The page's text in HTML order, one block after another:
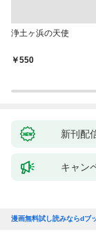
浄土ヶ浜の天使
￥550
新刊配
キャン
漫画無料試し読みならdブ